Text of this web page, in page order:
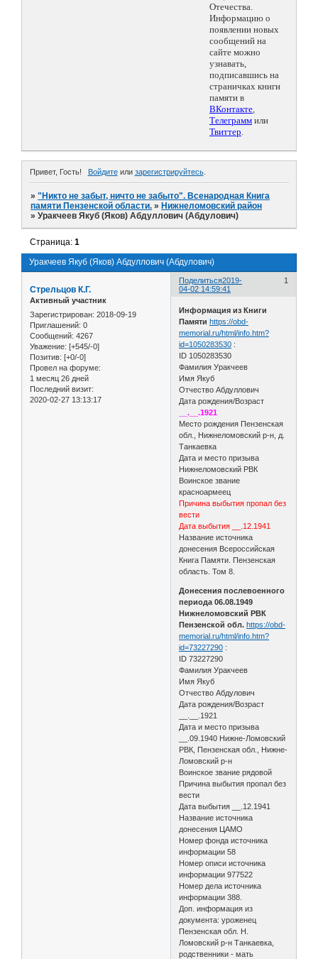
Отечества.
Информацию о
появлении новых
сообщений на
сайте можно
узнавать,
подписавшись на
страничках книги
памяти в
ВКонтакте,
Телеграмм или
Твиттер.
Привет, Гость! Войдитеили зарегистрируйтесь.
»"Никто не забыт, ничто не забыто". Всенародная Книга
памяти Пензенской области. » Нижнеломовский район
»Уракчеев Якуб (Яков) Абдуллович (Абдулович)
Уракчеев Якуб (Яков) Абдуллович (Абдулович)
Страница:1
Поделиться 1
2019-
04-02 14:59:41
Стрельцов К.Г.
Активный участник
Зарегистрирован: 2018-09-19
Приглашений: 0
Сообщений: 4267
Уважение: [+545/-0]
Позитив: [+0/-0]
Провел на форуме:
1 месяц 26 дней
Последний визит:
2020-02-27 13:13:17
Информация из Книги
Памяти https://obd-
memorial.ru/html/info.htm?
id=1050283530 :
ID 1050283530
Фамилия Уракчеев
Имя Якуб
Отчество Абдуллович
Дата рождения/Возраст
__.__.1921
Место рождения Пензенская
обл., Нижнеломовский р-н, д.
Танкаевка
Дата и место призыва
Нижнеломовский РВК
Воинское звание
красноармеец
Причина выбытия пропал без
вести
Дата выбытия __.12.1941
Название источника
донесения Всероссийская
Книга Памяти. Пензенская
область. Том 8.
Донесения послевоенного
периода 06.08.1949
Нижнеломовский РВК
Пензенской обл. https://obd-
memorial.ru/html/info.htm?
id=73227290 :
ID 73227290
Фамилия Уракчеев
Имя Якуб
Отчество Абдулович
Дата рождения/Возраст
__.__.1921
Дата и место призыва
__.09.1940 Нижне-Ломовский
РВК, Пензенская обл., Нижне-
Ломовский р-н
Воинское звание рядовой
Причина выбытия пропал без
вести
Дата выбытия __.12.1941
Название источника
донесения ЦАМО
Номер фонда источника
информации 58
Номер описи источника
информации 977522
Номер дела источника
информации 388.
Доп. информация из
документа: уроженец
Пензенская обл. Н.
Ломовский р-н Танкаевка,
родственники - мать